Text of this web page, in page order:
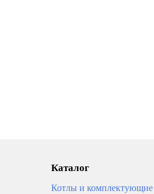
Каталог
Котлы и комплектующие